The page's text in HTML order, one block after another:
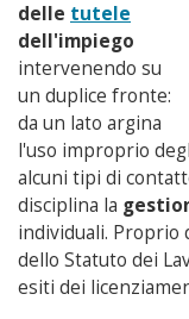
delle tutele
dell'impiego
intervenendo su
un duplice fronte:
da un lato argina
l'uso improprio
alcuni tipi di
disciplina la
individuali. Proprio
dello Statuto dei
esiti dei